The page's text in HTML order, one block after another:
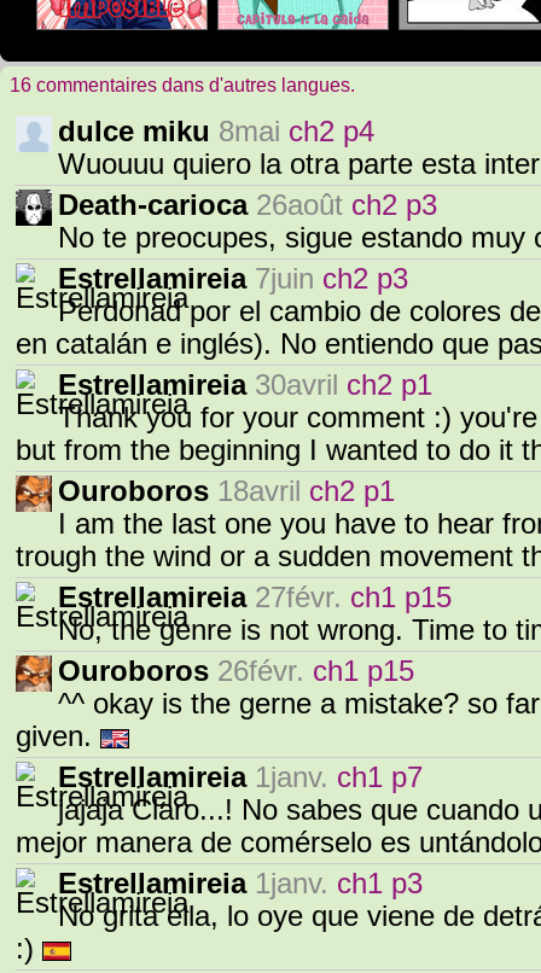
16 commentaires dans d'autres langues.
dulce miku 8mai ch2 p4
Wuouuu quiero la otra parte esta
Death-carioca 26août ch2 p3
No te preocupes, sigue estando muy
Estrellamireia 7juin ch2 p3
Perdonad por el cambio de colores
en catalán e inglés). No entiendo que
Estrellamireia 30avril ch2 p1
Thank you for your comment :)
but from the beginning I wanted to do it
Ouroboros 18avril ch2 p1
I am the last one you have to hear
trough the wind or a sudden movement
Estrellamireia 27févr. ch1 p15
No, the genre is not wrong. Time to
Ouroboros 26févr. ch1 p15
^^ okay is the gerne a mistake? so
given.
Estrellamireia 1janv. ch1 p7
jajaja Claro...! No sabes que cuando
mejor manera de comérselo es
Estrellamireia 1janv. ch1 p3
No grita ella, lo oye que viene de
:)